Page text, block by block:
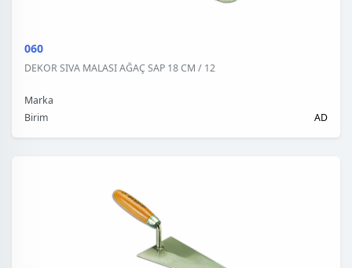
060
DEKOR SIVA MALASI AĞAÇ SAP 18 CM / 12
Marka
Birim
AD